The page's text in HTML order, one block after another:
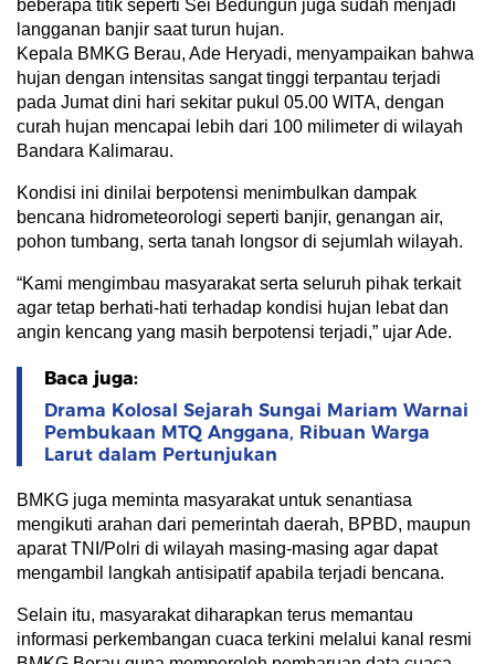
beberapa titik seperti Sei Bedungun juga sudah menjadi
langganan banjir saat turun hujan.
Kepala BMKG Berau, Ade Heryadi, menyampaikan bahwa
hujan dengan intensitas sangat tinggi terpantau terjadi
pada Jumat dini hari sekitar pukul 05.00 WITA, dengan
curah hujan mencapai lebih dari 100 milimeter di wilayah
Bandara Kalimarau.
Kondisi ini dinilai berpotensi menimbulkan dampak
bencana hidrometeorologi seperti banjir, genangan air,
pohon tumbang, serta tanah longsor di sejumlah wilayah.
“Kami mengimbau masyarakat serta seluruh pihak terkait
agar tetap berhati-hati terhadap kondisi hujan lebat dan
angin kencang yang masih berpotensi terjadi,” ujar Ade.
Baca juga:
Drama Kolosal Sejarah Sungai Mariam Warnai
Pembukaan MTQ Anggana, Ribuan Warga
Larut dalam Pertunjukan
BMKG juga meminta masyarakat untuk senantiasa
mengikuti arahan dari pemerintah daerah, BPBD, maupun
aparat TNI/Polri di wilayah masing-masing agar dapat
mengambil langkah antisipatif apabila terjadi bencana.
Selain itu, masyarakat diharapkan terus memantau
informasi perkembangan cuaca terkini melalui kanal resmi